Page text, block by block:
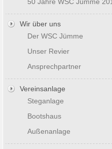
Wir über uns
Der WSC Jümme
Unser Revier
Ansprechpartner
Vereinsanlage
Steganlage
Bootshaus
Außenanlage